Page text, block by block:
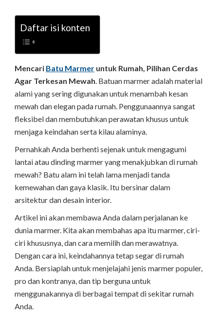
Daftar isi konten
Mencari Batu Marmer untuk Rumah, Pilihan Cerdas
Agar Terkesan Mewah. Batuan marmer adalah material
alami yang sering digunakan untuk menambah kesan
mewah dan elegan pada rumah. Penggunaannya sangat
fleksibel dan membutuhkan perawatan khusus untuk
menjaga keindahan serta kilau alaminya.
Pernahkah Anda berhenti sejenak untuk mengagumi
lantai atau dinding marmer yang menakjubkan di rumah
mewah? Batu alam ini telah lama menjadi tanda
kemewahan dan gaya klasik. Itu bersinar dalam
arsitektur dan desain interior.
Artikel ini akan membawa Anda dalam perjalanan ke
dunia marmer. Kita akan membahas apa itu marmer, ciri-
ciri khususnya, dan cara memilih dan merawatnya.
Dengan cara ini, keindahannya tetap segar di rumah
Anda. Bersiaplah untuk menjelajahi jenis marmer populer,
pro dan kontranya, dan tip berguna untuk
menggunakannya di berbagai tempat di sekitar rumah
Anda.